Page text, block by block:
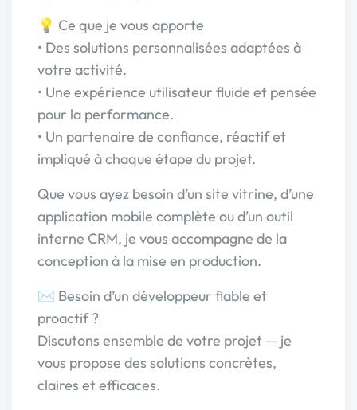
💡 Ce que je vous apporte
• Des solutions personnalisées adaptées à
votre activité.
• Une expérience utilisateur fluide et pensée
pour la performance.
• Un partenaire de confiance, réactif et
impliqué à chaque étape du projet.
Que vous ayez besoin d’un site vitrine, d’une
application mobile complète ou d’un outil
interne CRM, je vous accompagne de la
conception à la mise en production.
✉️ Besoin d’un développeur fiable et
proactif ?
Discutons ensemble de votre projet — je
vous propose des solutions concrètes,
claires et efficaces.